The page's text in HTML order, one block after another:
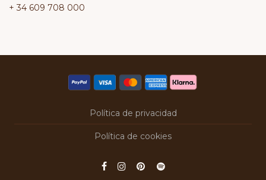
+ 34 609 708 000
Política de privacidad
Política de cookies